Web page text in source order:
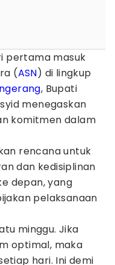
pertama masuk
(ASN) di lingkup
, Bupati
menegaskan
komitmen dalam
rencana untuk
dan kedisiplinan
depan, yang
pelaksanaan
minggu. Jika
optimal, maka
hari. Ini demi